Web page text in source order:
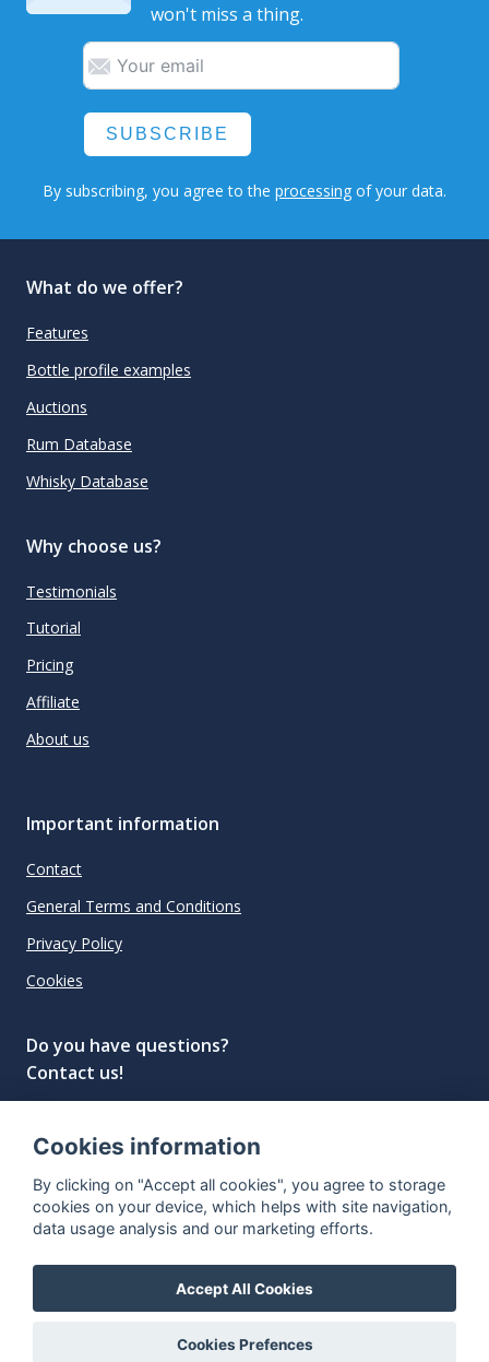
won't miss a thing.
SUBSCRIBE
By subscribing, you agree to the processing of your data.
What do we offer?
Features
Bottle profile examples
Auctions
Rum Database
Whisky Database
Why choose us?
Testimonials
Tutorial
Pricing
Affiliate
About us
Important information
Contact
General Terms and Conditions
Privacy Policy
Cookies
Do you have questions?
Contact us!
"The next generation data platform for rum and
whisky collectors"
Cookies information
By clicking on "Accept all cookies", you agree to storage
cookies on your device, which helps with site navigation,
data usage analysis and our marketing efforts.
Accept All Cookies
Cookies Prefences